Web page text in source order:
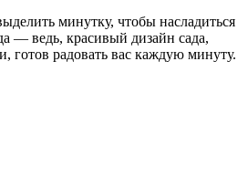
минутку, чтобы насладиться
— ведь, красивый дизайн сада,
готов радовать вас каждую минуту.